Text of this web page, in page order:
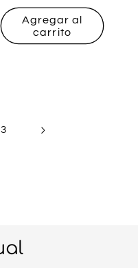
habitual
Agregar al
carrito
3